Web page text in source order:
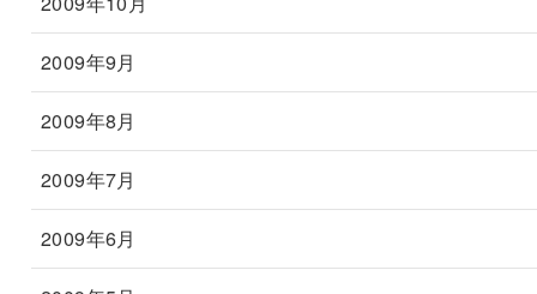
2009年9月
2009年8月
2009年7月
2009年6月